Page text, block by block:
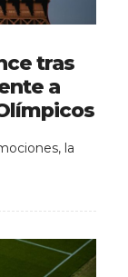
tras
a
la